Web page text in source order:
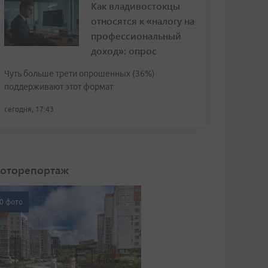
Как владивостокцы
относятся к «налогу на
профессиональный
доход»: опрос
Чуть больше трети опрошенных (36%)
поддерживают этот формат
сегодня, 17:43
фото